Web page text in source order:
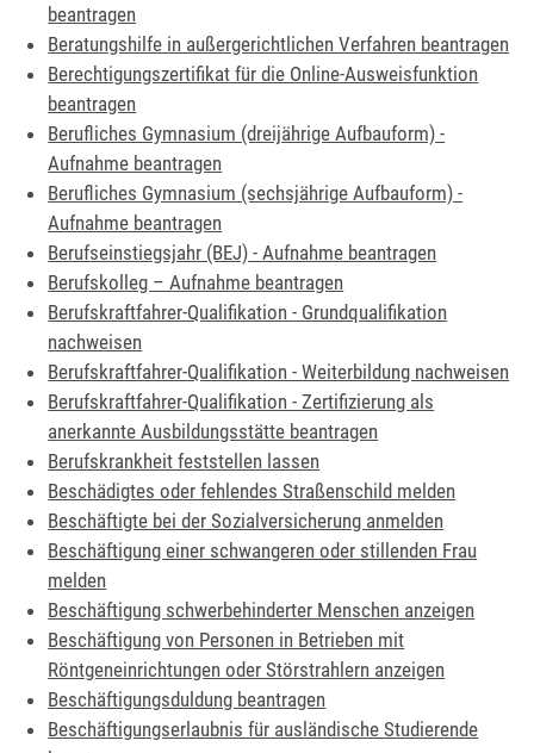
beantragen
Beratungshilfe in außergerichtlichen Verfahren beantragen
Berechtigungszertifikat für die Online-Ausweisfunktion
beantragen
Berufliches Gymnasium (dreijährige Aufbauform) -
Aufnahme beantragen
Berufliches Gymnasium (sechsjährige Aufbauform) -
Aufnahme beantragen
Berufseinstiegsjahr (BEJ) - Aufnahme beantragen
Berufskolleg – Aufnahme beantragen
Berufskraftfahrer-Qualifikation - Grundqualifikation
nachweisen
Berufskraftfahrer-Qualifikation - Weiterbildung nachweisen
Berufskraftfahrer-Qualifikation - Zertifizierung als
anerkannte Ausbildungsstätte beantragen
Berufskrankheit feststellen lassen
Beschädigtes oder fehlendes Straßenschild melden
Beschäftigte bei der Sozialversicherung anmelden
Beschäftigung einer schwangeren oder stillenden Frau
melden
Beschäftigung schwerbehinderter Menschen anzeigen
Beschäftigung von Personen in Betrieben mit
Röntgeneinrichtungen oder Störstrahlern anzeigen
Beschäftigungsduldung beantragen
Beschäftigungserlaubnis für ausländische Studierende